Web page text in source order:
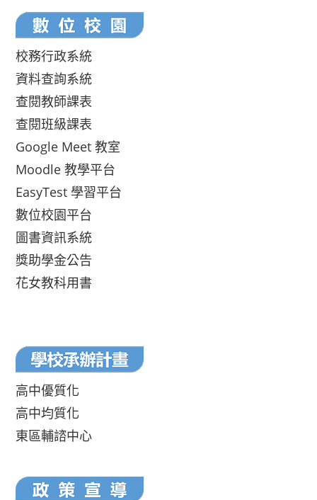
校務行政系統
資料查詢系統
查閱教師課表
查閱班級課表
Google Meet 教室
Moodle 教學平台
EasyTest 學習平台
數位校園平台
圖書資訊系統
獎助學金公告
花女教科用書
高中優質化
高中均質化
東區輔諮中心